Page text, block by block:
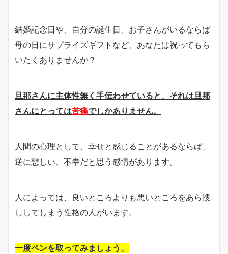
結婚記念日や、自分の誕生日、お子さんがいるならば
母の日にサプライズギフトなど、あなたは祝ってもら
いたくありませんか？
旦那さんに主体性無く手伝わせていると、それは旦那
さんにとっては苦痛でしかありません。
人間の心理として、幸せと感じることがあるならば、
逆に悲しい、不幸だと思う感情があります。
人によっては、良いところよりも悪いところをあら捜
ししてしまう性格の人がいます。
一度ペンを取ってみましょう。